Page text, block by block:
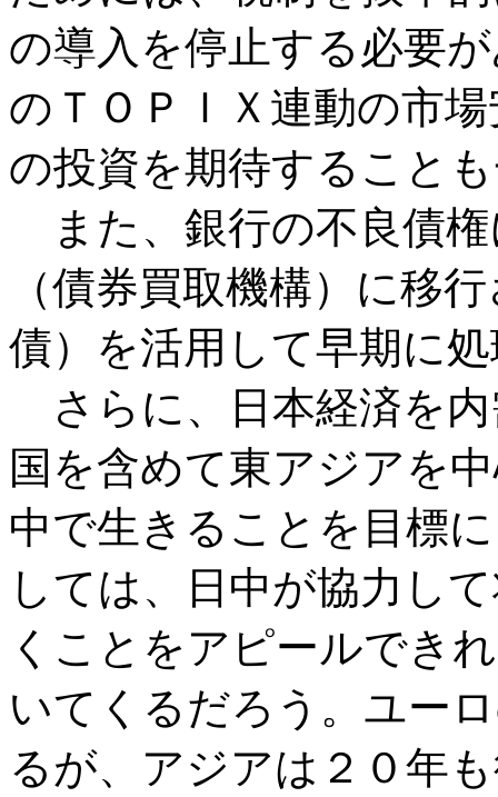
の導入を停止する必要
のＴＯＰＩＸ連動の市
の投資を期待すること
また、銀行の不良債
（債券買取機構）に移
債）を活用して早期に
さらに、日本経済を
国を含めて東アジアを
中で生きることを目標
しては、日中が協力し
くことをアピールでき
いてくるだろう。ユー
るが、アジアは２０年